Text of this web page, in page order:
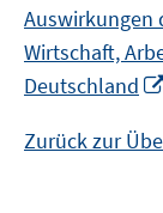
Auswirkungen
Wirtschaft,
Deutschland
Zurück zur